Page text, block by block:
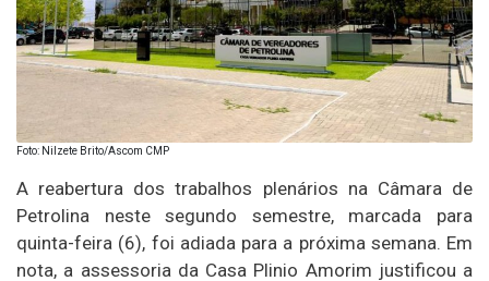
Foto: Nilzete Brito/Ascom CMP
A reabertura dos trabalhos plenários na Câmara de
Petrolina neste segundo semestre, marcada para
quinta-feira (6), foi adiada para a próxima semana. Em
nota, a assessoria da Casa Plinio Amorim justificou a